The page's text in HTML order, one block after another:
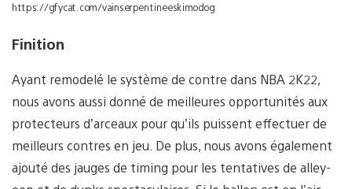
https://gfycat.com/vainserpentineeskimodog
Finition
Ayant remodelé le système de contre dans NBA 2K22,
nous avons aussi donné de meilleures opportunités aux
protecteurs d’arceaux pour qu’ils puissent effectuer de
meilleurs contres en jeu. De plus, nous avons également
ajouté des jauges de timing pour les tentatives de alley-